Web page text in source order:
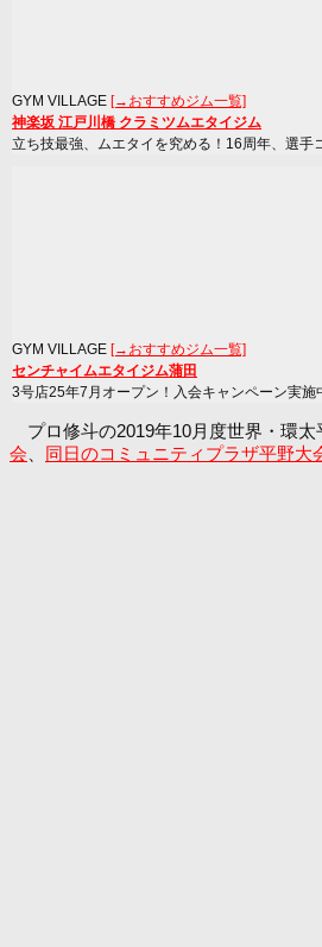
GYM VILLAGE [→おすすめジム一覧]
神楽坂 江戸川橋 クラミツムエタイジム
立ち技最強、ムエタイを究める！16周年、選手
GYM VILLAGE [→おすすめジム一覧]
センチャイムエタイジム蒲田
3号店25年7月オープン！入会キャンペーン実施
プロ修斗の2019年10月度世界・環太
会
同日のコミュニティプラザ平野大